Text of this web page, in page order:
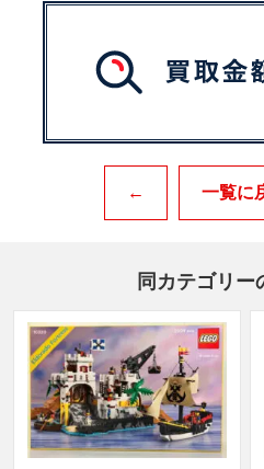
← 一覧に
同カテゴリー